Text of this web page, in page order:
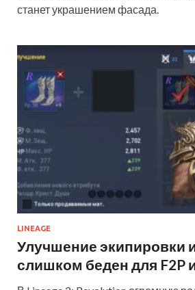
станет украшением фасада.
LINEAGE
Улучшение экипировки
слишком беден для F2P